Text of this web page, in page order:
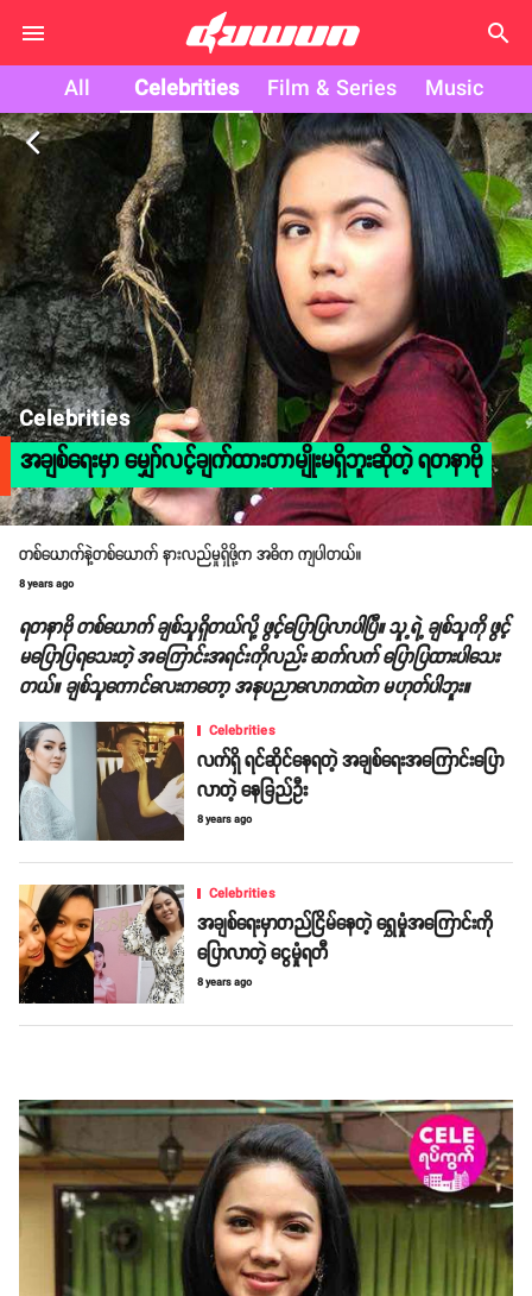
search
All Celebrities Film & Series Music
arrow_back_ios
Celebrities
အချစ်ရေးမှာ မျှော်လင့်ချက်ထားတာမျိုးမရှိဘူးဆိုတဲ့ ရတနာဗို
တစ်ယောက်နဲ့တစ်ယောက် နားလည်မှုရှိဖို့က အဓိက ကျပါတယ်။
8 years ago
ရတနာဗို တစ်ယောက် ချစ်သူရှိတယ်လို့ ဖွင့်ပြောပြလာပါပြီ။ သူ့ရဲ့ ချစ်သူကို ဖွင့်
မပြောပြရသေးတဲ့ အကြောင်းအရင်းကိုလည်း ဆက်လက် ပြောပြထားပါသေး
တယ်။ ချစ်သူကောင်လေးကတော့ အနုပညာလောကထဲက မဟုတ်ပါဘူး။
Celebrities
လက်ရှိ ရင်ဆိုင်နေရတဲ့ အချစ်ရေးအကြောင်းပြော
လာတဲ့ နေခြည်ဦး
8 years ago
Celebrities
အချစ်ရေးမှာတည်ငြိမ်နေတဲ့ ရွှေမှုံအကြောင်းကို
ပြောလာတဲ့ ငွေမှုံရတီ
8 years ago